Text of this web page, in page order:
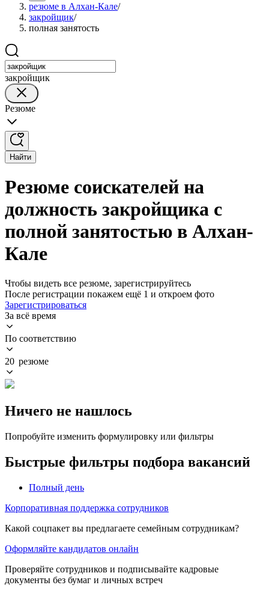
резюме в Алхан-Кале/
закройщик/
полная занятость
закройщик
Резюме
Найти
Резюме соискателей на
должность закройщика с
полной занятостью в Алхан-
Кале
Чтобы видеть все резюме, зарегистрируйтесь
После регистрации покажем ещё 1 и откроем фото
Зарегистрироваться
За всё время
По соответствию
20 резюме
Ничего не нашлось
Попробуйте изменить формулировку или фильтры
Быстрые фильтры подбора вакансий
Полный день
Корпоративная поддержка сотрудников
Какой соцпакет вы предлагаете семейным сотрудникам?
Оформляйте кандидатов онлайн
Проверяйте сотрудников и подписывайте кадровые
документы без бумаг и личных встреч